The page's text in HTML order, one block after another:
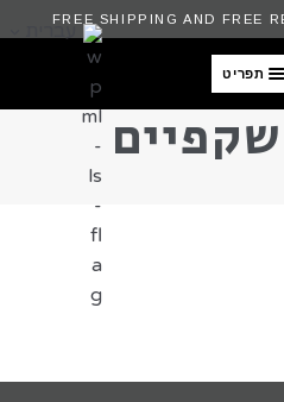
FREE SHIPPING AND FREE
תפריט
עברית